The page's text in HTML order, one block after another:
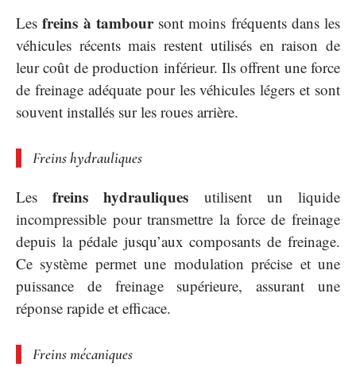
Lesfreins à tamboursont moins fréquents dans les
véhicules récents mais restent utilisés en raison de
leur coût de production inférieur. Ils offrent une force
de freinage adéquate pour les véhicules légers et sont
souvent installés sur les roues arrière.
Freins hydrauliques
Lesfreins hydrauliques utilisent un liquide
incompressible pour transmettre la force de freinage
depuis la pédale jusqu’aux composants de freinage.
Ce système permet une modulation précise et une
puissance de freinage supérieure, assurant une
réponse rapide et efficace.
Freins mécaniques